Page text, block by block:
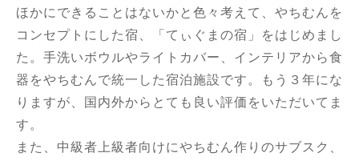
ほかにできることはないかと色々考えて、やちむんを
コンセプトにした宿、「てぃぐまの宿」をはじめまし
た。手洗いボウルやライトカバー、インテリアから食
器をやちむんで統一した宿泊施設です。もう３年にな
りますが、国内外からとても良い評価をいただいてま
す。
また、中級者上級者向けにやちむん作りのサブスク、